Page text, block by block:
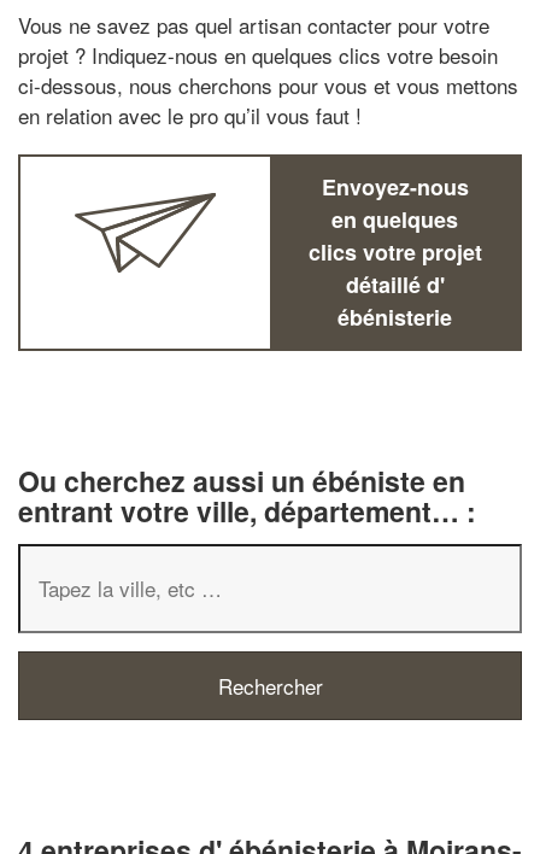
Vous ne savez pas quel artisan contacter pour votre
projet ? Indiquez-nous en quelques clics votre besoin
ci-dessous, nous cherchons pour vous et vous mettons
en relation avec le pro qu’il vous faut !
Envoyez-nous
en quelques
clics votre projet
détaillé d'
ébénisterie
Ou cherchez aussi un ébéniste en
entrant votre ville, département… :